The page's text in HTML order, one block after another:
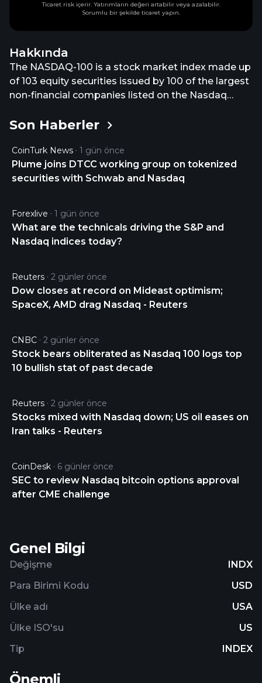
Hakkında
The NASDAQ-100 is a stock market index made up
of 103 equity securities issued by 100 of the largest
non-financial companies listed on the Nasdaq
weighted index.
Son Haberler
CoinTurk News 1 gün önce
Plume joins DTCC working group on tokenized
securities with Schwab and Nasdaq
Forexlive 1 gün önce
What are the technicals driving the S&P and
Nasdaq indices today?
Reuters 2 günler önce
Dow closes at record on Mideast optimism;
SpaceX, AMD drag Nasdaq - Reuters
CNBC 2 günler önce
Stock bears obliterated as Nasdaq 100 logs top
10 bullish stat of past decade
Reuters 2 günler önce
Stocks mixed with Nasdaq down; US oil eases on
Iran talks - Reuters
CoinDesk 6 günler önce
SEC to review Nasdaq bitcoin options approval
after CME challenge
Genel Bilgi
Değişme
INDX
Para Birimi Kodu
USD
Ülke adı
USA
Ülke ISO'su
US
Tip
INDEX
Önemli
Ticaret risk içerir. Yatırımların değeri artabilir veya azalabilir.
Sorumlu bir şekilde ticaret yapın.